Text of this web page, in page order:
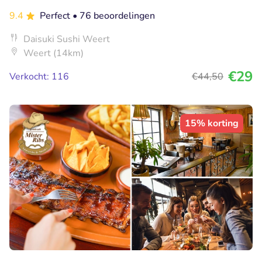
9.4 Perfect • 76 beoordelingen
Daisuki Sushi Weert
Weert (14km)
Verkocht: 116
€44,50 €29
15% korting